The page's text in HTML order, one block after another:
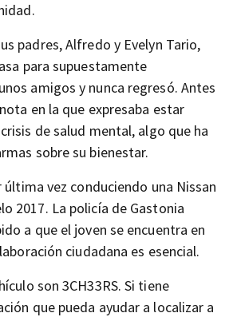
padres, Alfredo y Evelyn Tario,
para supuestamente
amigos y nunca regresó. Antes
en la que expresaba estar
de salud mental, algo que ha
sobre su bienestar.
vez conduciendo una Nissan
2017. La policía de Gastonia
a que el joven se encuentra en
ciudadana es esencial.
son 3CH33RS. Si tiene
que pueda ayudar a localizar a